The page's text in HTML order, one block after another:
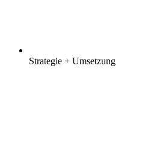
Strategie + Umsetzung